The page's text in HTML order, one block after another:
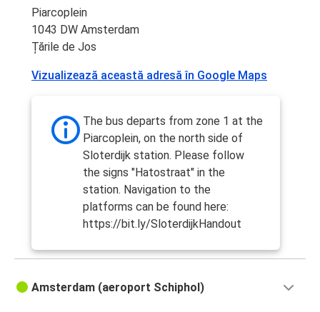
Rotterdam
Amsterdam
Amsterdam
Londra
Amsterdam
Lille
Amsterdam
Amsterdam
Piarcoplein
1043 DW Amsterdam
Țările de Jos
Vizualizează această adresă în Google Maps
The bus departs from zone 1 at the
Piarcoplein, on the north side of
Sloterdijk station. Please follow
the signs "Hatostraat" in the
station. Navigation to the
platforms can be found here:
https://bit.ly/SloterdijkHandout
Amsterdam (aeroport Schiphol)